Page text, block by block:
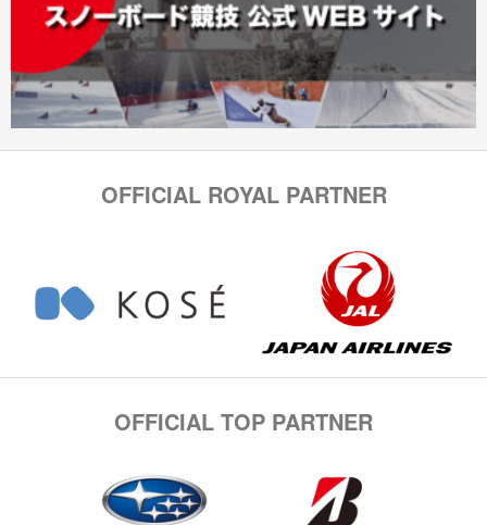
OFFICIAL ROYAL PARTNER
OFFICIAL TOP PARTNER